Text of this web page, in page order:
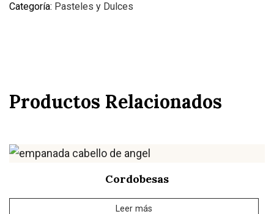
Categoría: Pasteles y Dulces
Productos Relacionados
Cordobesas
Leer más